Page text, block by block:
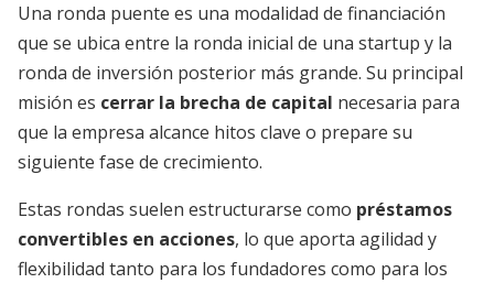
Una ronda puente es una modalidad de financiación
que se ubica entre la ronda inicial de una startup y la
ronda de inversión posterior más grande. Su principal
misión es cerrar la brecha de capital necesaria para
que la empresa alcance hitos clave o prepare su
siguiente fase de crecimiento.
Estas rondas suelen estructurarse como préstamos
convertibles en acciones, lo que aporta agilidad y
flexibilidad tanto para los fundadores como para los